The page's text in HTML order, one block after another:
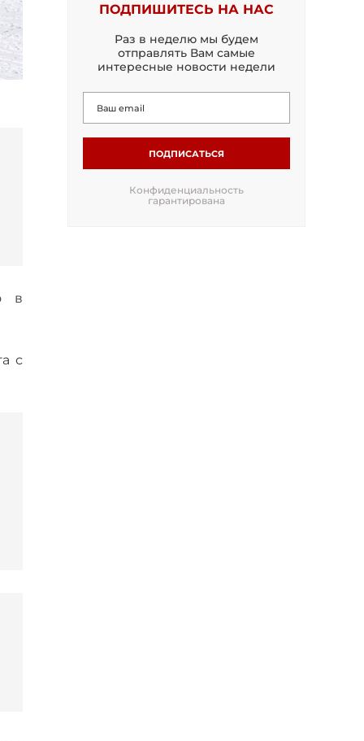
в
с
ПОДПИШИТЕСЬ НА НАС
Раз в неделю мы будем
отправлять Вам самые
интересные новости недели
ПОДПИСАТЬСЯ
Конфиденциальность
гарантирована